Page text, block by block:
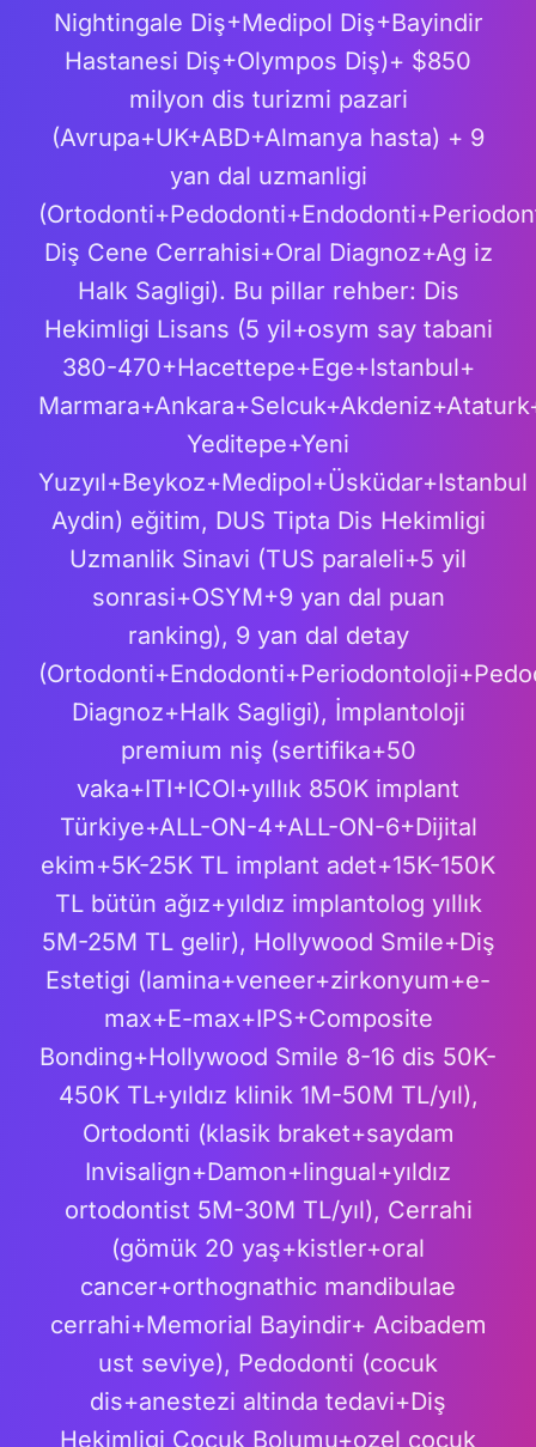
Nightingale Diş+Medipol Diş+Bayindir
Hastanesi Diş+Olympos Diş)+ $850
milyon dis turizmi pazari
(Avrupa+UK+ABD+Almanya hasta) + 9
yan dal uzmanligi
Diş Cene Cerrahisi+Oral Diagnoz+Ag iz
Halk Sagligi). Bu pillar rehber: Dis
Hekimligi Lisans (5 yil+osym say tabani
380-470+Hacettepe+Ege+Istanbul+
Yeditepe+Yeni
Yuzyıl+Beykoz+Medipol+Üsküdar+Istanbul
Aydin) eğitim, DUS Tipta Dis Hekimligi
Uzmanlik Sinavi (TUS paraleli+5 yil
sonrasi+OSYM+9 yan dal puan
ranking), 9 yan dal detay
Diagnoz+Halk Sagligi), İmplantoloji
premium niş (sertifika+50
vaka+ITI+ICOI+yıllık 850K implant
Türkiye+ALL-ON-4+ALL-ON-6+Dijital
ekim+5K-25K TL implant adet+15K-150K
TL bütün ağız+yıldız implantolog yıllık
5M-25M TL gelir), Hollywood Smile+Diş
Estetigi (lamina+veneer+zirkonyum+e-
max+E-max+IPS+Composite
Bonding+Hollywood Smile 8-16 dis 50K-
450K TL+yıldız klinik 1M-50M TL/yıl),
Ortodonti (klasik braket+saydam
Invisalign+Damon+lingual+yıldız
ortodontist 5M-30M TL/yıl), Cerrahi
(gömük 20 yaş+kistler+oral
cancer+orthognathic mandibulae
cerrahi+Memorial Bayindir+ Acibadem
ust seviye), Pedodonti (cocuk
dis+anestezi altinda tedavi+Diş
Hekimligi Cocuk Bolumu+ozel cocuk